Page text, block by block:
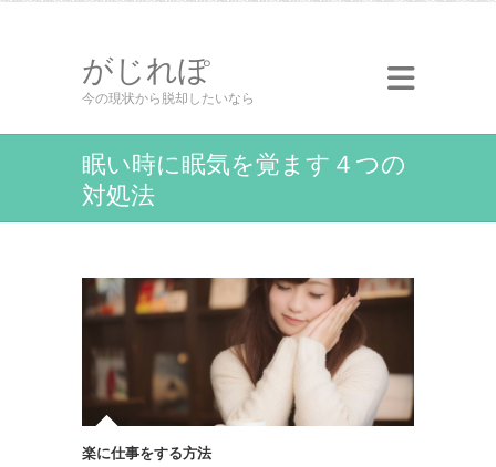
がじれぽ
今の現状から脱却したいなら
眠い時に眠気を覚ます４つの
対処法
楽に仕事をする方法